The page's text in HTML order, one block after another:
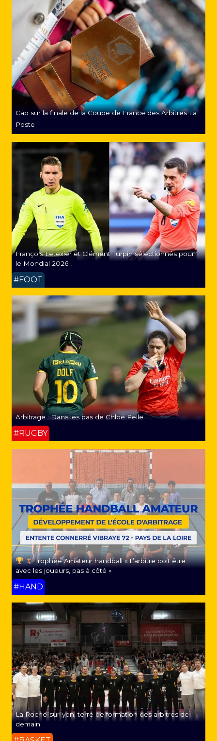
Cap sur la finale de la Coupe de France des Arbitres La
Poste
François Letexier et Clément Turpin sélectionnés pour
le Mondial 2026 !
#FOOT
Arbitrage : Dans les pas de Chloé Pelle
#RUGBY
Trophée Amateur handball « L’arbitre doit être
avec les joueurs, pas à côté »
#HAND
La Roche-sur-yon, terre de formation des arbitres de
demain